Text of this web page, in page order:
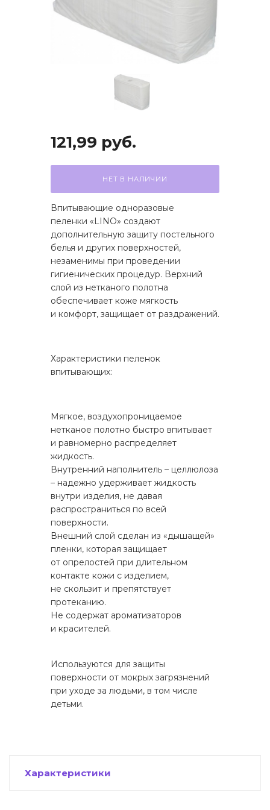
121,99 руб.
НЕТ В НАЛИЧИИ
Впитывающие одноразовые
пеленки «LINO» создают
дополнительную защиту постельного
белья и других поверхностей,
незаменимы при проведении
гигиенических процедур. Верхний
слой из нетканого полотна
обеспечивает коже мягкость
и комфорт, защищает от раздражений.
Характеристики пеленок
впитывающих:
Мягкое, воздухопроницаемое
нетканое полотно быстро впитывает
и равномерно распределяет
жидкость.
Внутренний наполнитель – целлюлоза
– надежно удерживает жидкость
внутри изделия, не давая
распространиться по всей
поверхности.
Внешний слой сделан из «дышащей»
пленки, которая защищает
от опрелостей при длительном
контакте кожи с изделием,
не скользит и препятствует
протеканию.
Не содержат ароматизаторов
и красителей.
Используются для защиты
поверхности от мокрых загрязнений
при уходе за людьми, в том числе
детьми.
Характеристики